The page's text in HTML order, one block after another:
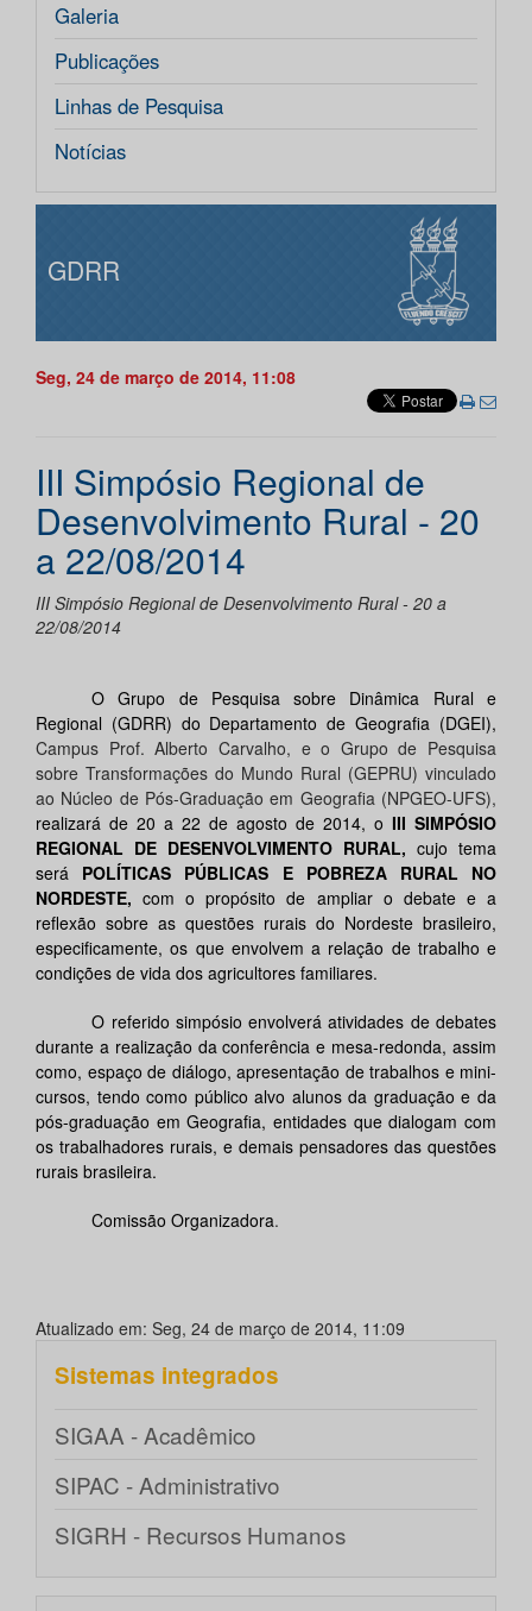
Galeria
Publicações
Linhas de Pesquisa
Notícias
GDRR
Seg, 24 de março de 2014, 11:08
III Simpósio Regional de
Desenvolvimento Rural - 20
a 22/08/2014
III Simpósio Regional de Desenvolvimento Rural - 20 a
22/08/2014
O Grupo de Pesquisa sobre Dinâmica Rural e
Regional (GDRR) do Departamento de Geografia (DGEI),
Campus Prof. Alberto Carvalho, e o Grupo de Pesquisa
sobre Transformações do Mundo Rural (GEPRU) vinculado
ao Núcleo de Pós-Graduação em Geografia (NPGEO-UFS),
realizará de 20 a 22 de agosto de 2014, o III SIMPÓSIO
REGIONAL DE DESENVOLVIMENTO RURAL, cujo tema
será POLÍTICAS PÚBLICAS E POBREZA RURAL NO
NORDESTE, com o propósito de ampliar o debate e a
reflexão sobre as questões rurais do Nordeste brasileiro,
especificamente, os que envolvem a relação de trabalho e
condições de vida dos agricultores familiares.
O referido simpósio envolverá atividades de debates
durante a realização da conferência e mesa-redonda, assim
como, espaço de diálogo, apresentação de trabalhos e mini-
cursos, tendo como público alvo alunos da graduação e da
pós-graduação em Geografia, entidades que dialogam com
os trabalhadores rurais, e demais pensadores das questões
rurais brasileira.
Comissão Organizadora.
Atualizado em: Seg, 24 de março de 2014, 11:09
Sistemas integrados
SIGAA - Acadêmico
SIPAC - Administrativo
SIGRH - Recursos Humanos